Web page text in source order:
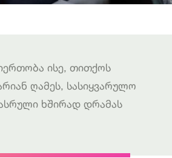
ისე, თითქოს
ღამეს, სასიყვარულო
ხშირად დრამას